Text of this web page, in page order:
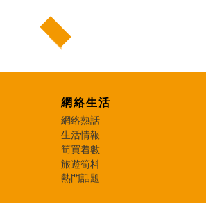
網絡生活
網絡熱話
生活情報
筍買着數
旅遊筍料
熱門話題